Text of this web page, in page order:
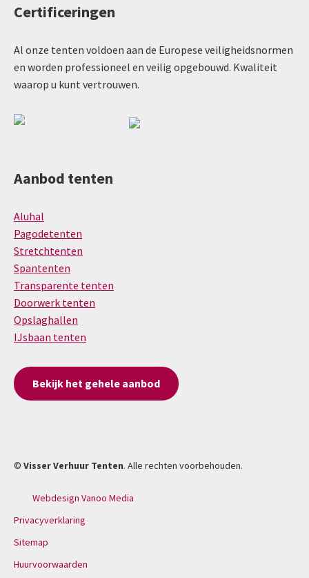
Certificeringen
Al onze tenten voldoen aan de Europese veiligheidsnormen
en worden professioneel en veilig opgebouwd. Kwaliteit
waarop u kunt vertrouwen.
Aanbod tenten
Aluhal
Pagodetenten
Stretchtenten
Spantenten
Transparente tenten
Doorwerk tenten
Opslaghallen
IJsbaan tenten
Bekijk het gehele aanbod
© Visser Verhuur Tenten. Alle rechten voorbehouden.
Webdesign Vanoo Media
Privacyverklaring
Sitemap
Huurvoorwaarden